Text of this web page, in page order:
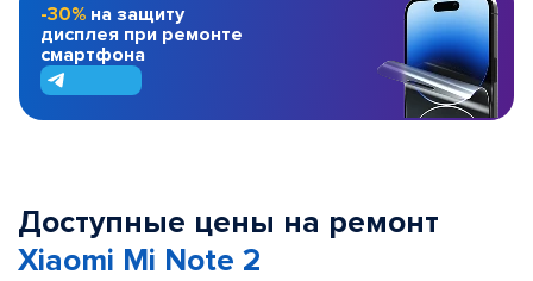
-30% на защиту
дисплея при ремонте
смартфона
Доступные цены на ремонт
Xiaomi Mi Note 2